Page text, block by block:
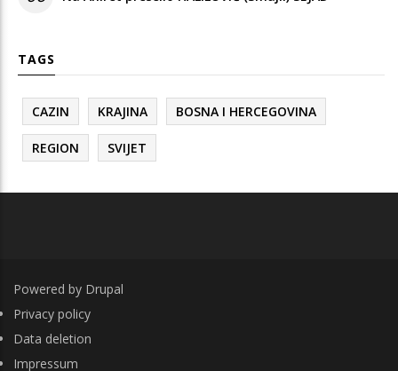
TAGS
CAZIN KRAJINA BOSNA I HERCEGOVINA
REGION SVIJET
Powered by Drupal
FOOTER
Privacy policy
Data deletion
Impressum